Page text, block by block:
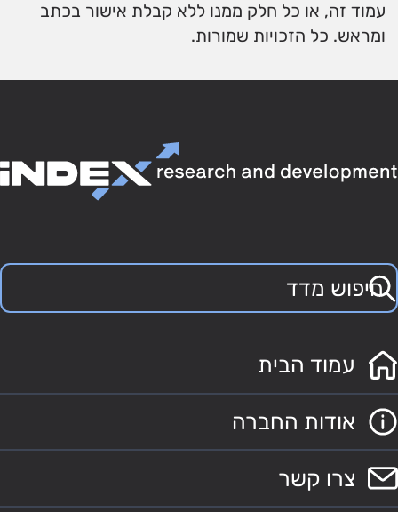
עמוד זה, או כל חלק ממנו ללא קבלת אישור בכתב
ומראש. כל הזכויות שמורות.
עמוד הבית
אודות החברה
צרו קשר